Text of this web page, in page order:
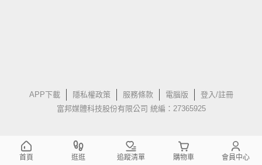
APP下載 隱私權政策 服務條款 電腦版
登入/註冊
富邦媒體科技股份有限公司 統編：27365925
首頁 逛逛 追蹤清單 購物車 會員中心